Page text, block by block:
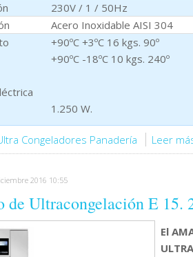
230V / 1 / 50Hz
Acero Inoxidable AISI 304
+90ºC +3ºC 16 kgs. 90º
+90ºC -18ºC 10 kgs. 240º
1.250 W.
Congeladores Panadería Leer
2016 10:55
de Ultracongelación E 15.
El